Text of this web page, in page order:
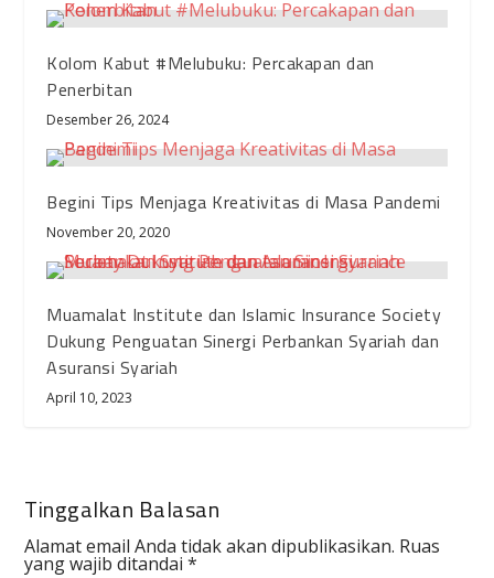
Kolom Kabut #Melubuku: Percakapan dan
Penerbitan
Desember 26, 2024
Begini Tips Menjaga Kreativitas di Masa Pandemi
November 20, 2020
Muamalat Institute dan Islamic Insurance Society
Dukung Penguatan Sinergi Perbankan Syariah dan
Asuransi Syariah
April 10, 2023
Tinggalkan Balasan
Alamat email Anda tidak akan dipublikasikan. Ruas
yang wajib ditandai*